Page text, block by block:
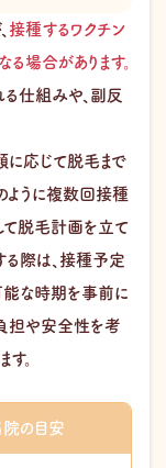
接種するワクチン
場合があります。
る仕組みや、副反
に応じて脱毛まで
ように複数回接種
て脱毛計画を立て
る際は、接種予定
能な時期を事前に
担や安全性を考
。
院の目安